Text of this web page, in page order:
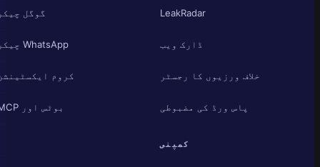
LeakRadar
ڈارک ویب
خلاف ورزیوں کا رجسٹر
پاس ورڈ کی مضبوطی
گوگل چیکر
WhatsApp چیکر
کروم ایکسٹینشن
بوٹس اور MCP
کمپنی